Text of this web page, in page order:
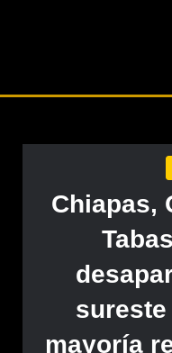
Chiapas,
mayoría